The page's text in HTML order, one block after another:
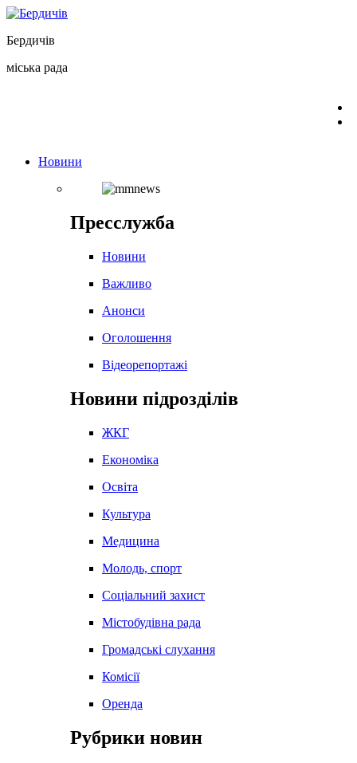
Перейти
вмісту
Бердичів
міська рада
Новини
Пресслужба
Новини
Важливо
Анонси
Оголошення
Відеорепортажі
Новини підрозділів
ЖКГ
Економіка
Освіта
Культура
Медицина
Молодь, спорт
Соціальний захист
Містобудівна рада
Громадські слухання
Комісії
Оренда
Рубрики новин